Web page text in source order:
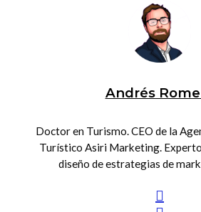
Andrés
Doctor en Turismo. CEO de la
Turístico Asiri Marketing.
diseño de estrategias de